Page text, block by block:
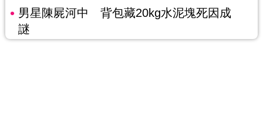
男星陳屍河中 背包藏20kg水泥塊死因成
謎